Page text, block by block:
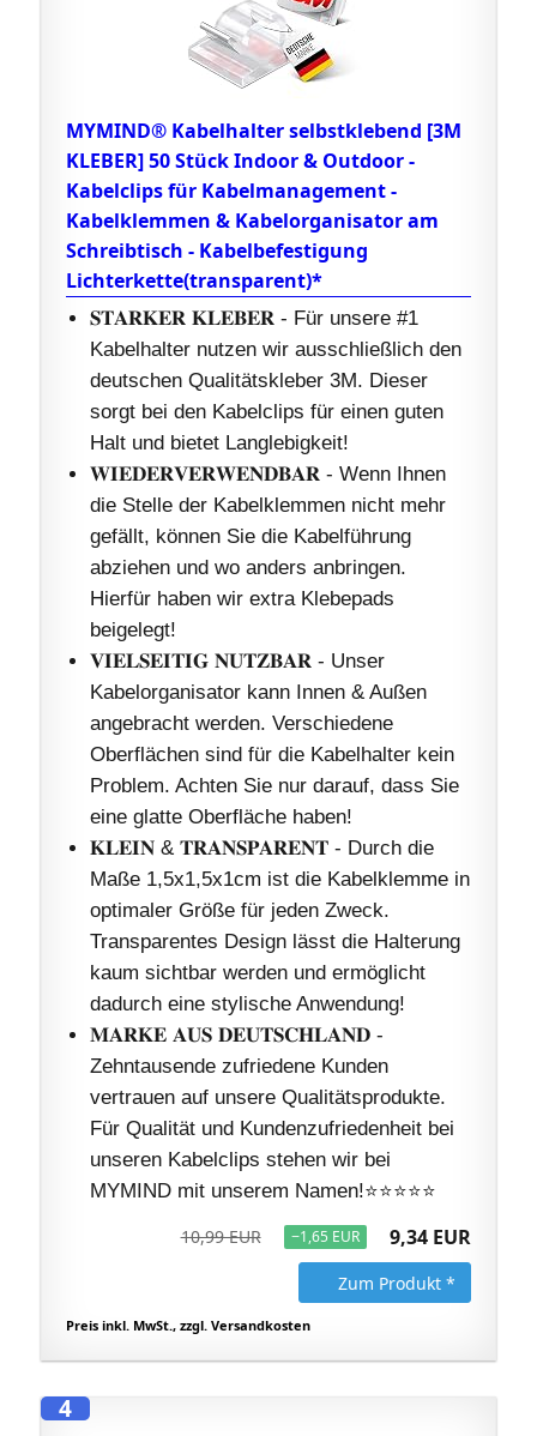
MYMIND® Kabelhalter selbstklebend [3M
KLEBER] 50 Stück Indoor & Outdoor -
Kabelclips für Kabelmanagement -
Kabelklemmen & Kabelorganisator am
Schreibtisch - Kabelbefestigung
Lichterkette(transparent)*
𝐒𝐓𝐀𝐑𝐊𝐄𝐑 𝐊𝐋𝐄𝐁𝐄𝐑 - Für unsere #1
Kabelhalter nutzen wir ausschließlich den
deutschen Qualitätskleber 3M. Dieser
sorgt bei den Kabelclips für einen guten
Halt und bietet Langlebigkeit!
𝐖𝐈𝐄𝐃𝐄𝐑𝐕𝐄𝐑𝐖𝐄𝐍𝐃𝐁𝐀𝐑 - Wenn Ihnen
die Stelle der Kabelklemmen nicht mehr
gefällt, können Sie die Kabelführung
abziehen und wo anders anbringen.
Hierfür haben wir extra Klebepads
beigelegt!
𝐕𝐈𝐄𝐋𝐒𝐄𝐈𝐓𝐈𝐆 𝐍𝐔𝐓𝐙𝐁𝐀𝐑 - Unser
Kabelorganisator kann Innen & Außen
angebracht werden. Verschiedene
Oberflächen sind für die Kabelhalter kein
Problem. Achten Sie nur darauf, dass Sie
eine glatte Oberfläche haben!
𝐊𝐋𝐄𝐈𝐍 & 𝐓𝐑𝐀𝐍𝐒𝐏𝐀𝐑𝐄𝐍𝐓 - Durch die
Maße 1,5x1,5x1cm ist die Kabelklemme in
optimaler Größe für jeden Zweck.
Transparentes Design lässt die Halterung
kaum sichtbar werden und ermöglicht
dadurch eine stylische Anwendung!
𝐌𝐀𝐑𝐊𝐄 𝐀𝐔𝐒 𝐃𝐄𝐔𝐓𝐒𝐂𝐇𝐋𝐀𝐍𝐃 -
Zehntausende zufriedene Kunden
vertrauen auf unsere Qualitätsprodukte.
Für Qualität und Kundenzufriedenheit bei
unseren Kabelclips stehen wir bei
MYMIND mit unserem Namen!⭐⭐⭐⭐⭐
10,99 EUR −1,65 EUR 9,34 EUR
Zum Produkt *
Preis inkl. MwSt., zzgl. Versandkosten
4